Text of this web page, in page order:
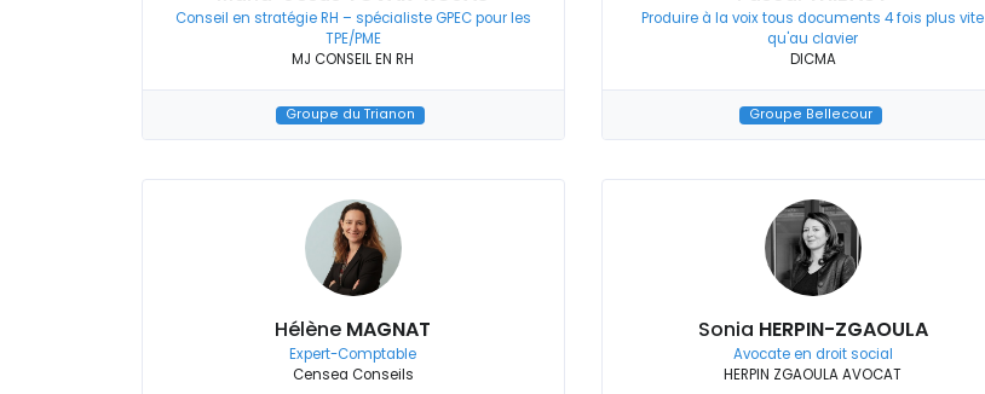
Conseil en stratégie RH – spécialiste GPEC pour les
TPE/PME
MJ CONSEIL EN RH
Groupe du Trianon
Produire à la voix tous documents 4 fois plus vite
qu'au clavier
DICMA
Groupe Bellecour
Hélène MAGNAT
Expert-Comptable
Censea Conseils
Sonia HERPIN-ZGAOULA
Avocate en droit social
HERPIN ZGAOULA AVOCAT